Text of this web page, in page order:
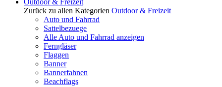
Outdoor & Freizeit
Zurück zu allen Kategorien Outdoor & Freizeit
Auto und Fahrrad
Sattelbezuege
Alle Auto und Fahrrad anzeigen
Ferngläser
Flaggen
Banner
Bannerfahnen
Beachflags